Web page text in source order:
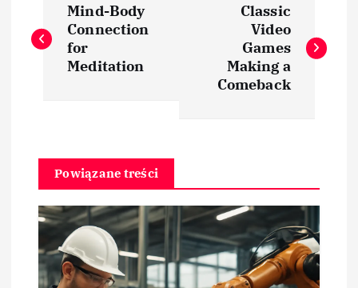
a
g
a
c
Mind-Body
Connection
for
Meditation
Classic
Video
Games
Making a
Comeback
Powiązane treści